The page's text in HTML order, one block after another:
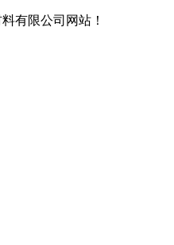
有限公司网站！